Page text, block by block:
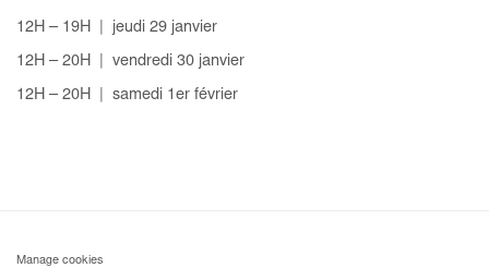
12H – 19H | jeudi 29 janvier
12H – 20H | vendredi 30 janvier
12H – 20H | samedi 1er février
Manage cookies